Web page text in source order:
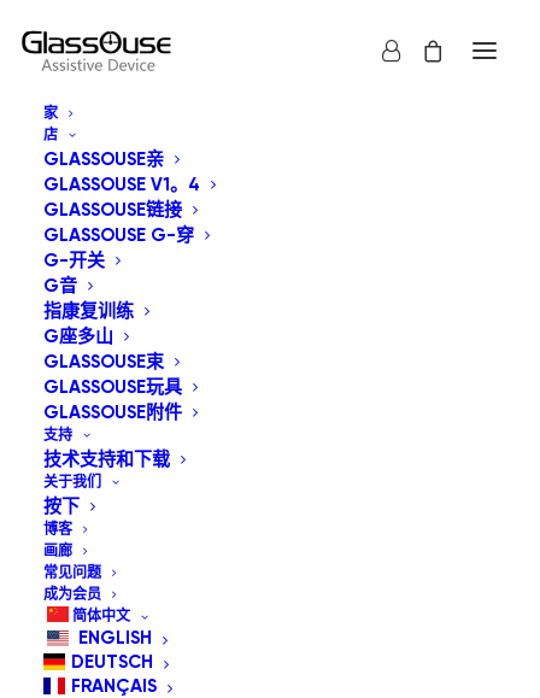
家
店
GLASSOUSE亲
GLASSOUSE V1。4
GLASSOUSE链接
GLASSOUSE G-穿
G-开关
G音
指康复训练
G座多山
GLASSOUSE束
GLASSOUSE玩具
GLASSOUSE附件
支持
技术支持和下载
关于我们
按下
博客
画廊
常见问题
成为会员
简体中文
ENGLISH
DEUTSCH
FRANÇAIS